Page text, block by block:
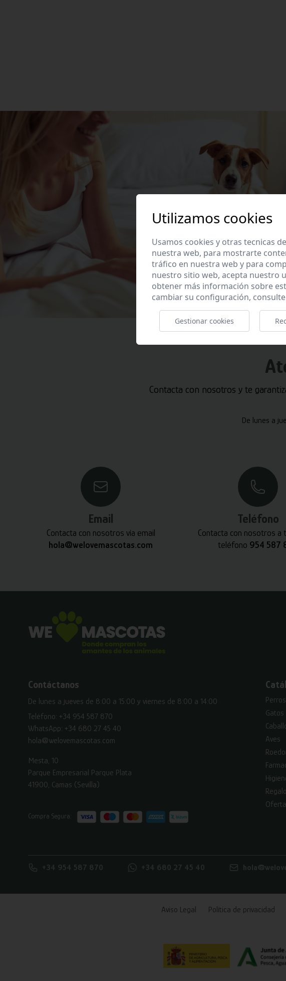
Contacta con nosotros y te
De lunes a
Email
Contacta con nosotros vía email
hola@welovemascotas.com
Teléfono
Contacta con nosotros a
teléfono 954 587
Contáctanos
De lunes a jueves de 8:00 a 15:00 y viernes de 8:00 a 14:00
Teléfono: +34 954 587 870
WhatsApp: +34 680 27 45 40
hola@welovemascotas.com
Mesta, 10
Parque Empresarial Parque Plata
41900, Camas (Sevilla)
Compra Segura:
Perros
Gatos
Aves
+34 954 587 870 +34 680 27 45 40
Aviso Legal Política de privacidad
Utilizamos cookies
Usamos cookies y otras tecnicas
nuestra web, para mostrarte
tráfico en nuestra web y para
nuestro sitio web, acepta nuestro
obtener más información sobre
cambiar su configuración,
Gestionar cookies